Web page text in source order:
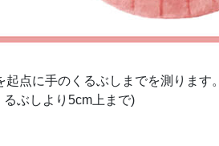
点に手のくるぶしまでを測ります。
ぶしより5cm上まで)